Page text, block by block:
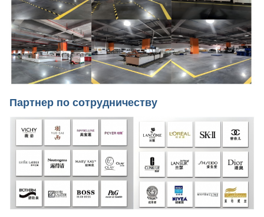
Партнер по сотрудничеству